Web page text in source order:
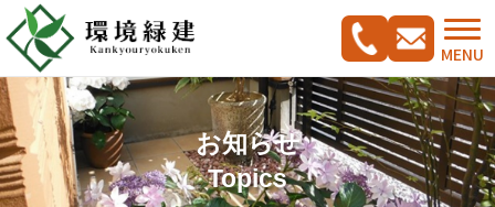
MENU
お知らせ
Topics